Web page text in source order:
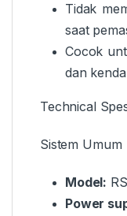
Tidak
saat
Cocok
dan
Technical
Sistem Umum
Model:
Power